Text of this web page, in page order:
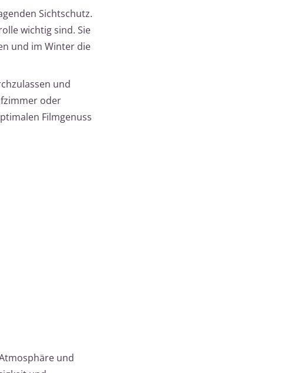
Sichtschutz.
wichtig sind. Sie
und im Winter die
und
oder
Filmgenuss
und